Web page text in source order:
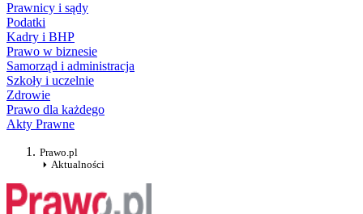
Prawnicy i sądy
Podatki
Kadry i BHP
Prawo w biznesie
Samorząd i administracja
Szkoły i uczelnie
Zdrowie
Prawo dla każdego
Akty Prawne
Prawo.pl
Aktualności